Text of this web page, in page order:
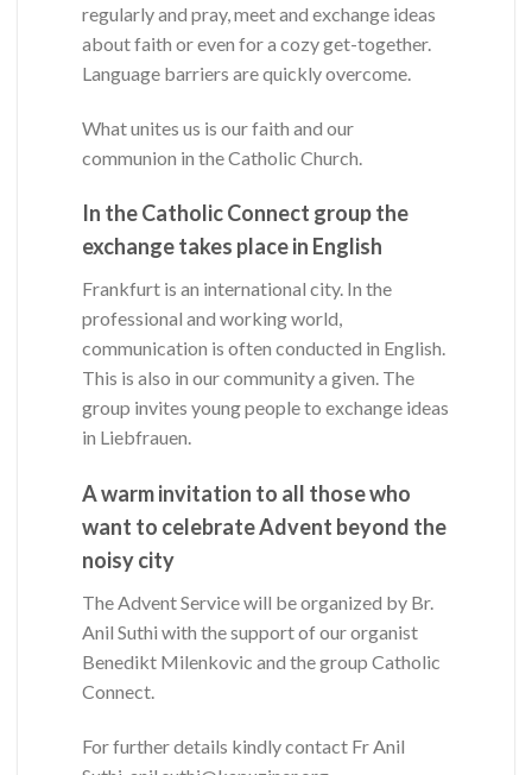
regularly and pray, meet and exchange ideas
about faith or even for a cozy get-together.
Language barriers are quickly overcome.
What unites us is our faith and our
communion in the Catholic Church.
In the Catholic Connect group the
exchange takes place in English
Frankfurt is an international city. In the
professional and working world,
communication is often conducted in English.
This is also in our community a given. The
group invites young people to exchange ideas
in Liebfrauen.
A warm invitation to all those who
want to celebrate Advent beyond the
noisy city
The Advent Service will be organized by Br.
Anil Suthi with the support of our organist
Benedikt Milenkovic and the group Catholic
Connect.
For further details kindly contact Fr Anil